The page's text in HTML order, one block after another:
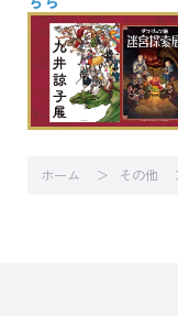
ホーム その他